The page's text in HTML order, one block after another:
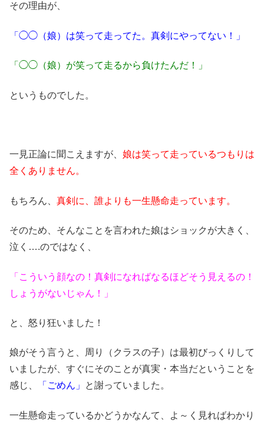
その理由が、
「◯◯（娘）は笑って走ってた。真剣にやってない！」
「◯◯（娘）が笑って走るから負けたんだ！」
というものでした。
一見正論に聞こえますが、 娘は笑って走っているつもりは
全くありません。
もちろん、 真剣に、誰よりも一生懸命走っています。
そのため、そんなことを言われた娘はショックが大きく、
泣く….のではなく、
「こういう顔なの！真剣になればなるほどそう見えるの！
しょうがないじゃん！」
と、怒り狂いました！
娘がそう言うと、周り（クラスの子）は最初びっくりして
いましたが、すぐにそのことが真実・本当だということを
感じ、
「ごめん」 と謝っていました。
一生懸命走っているかどうかなんて、よ～く見ればわかり